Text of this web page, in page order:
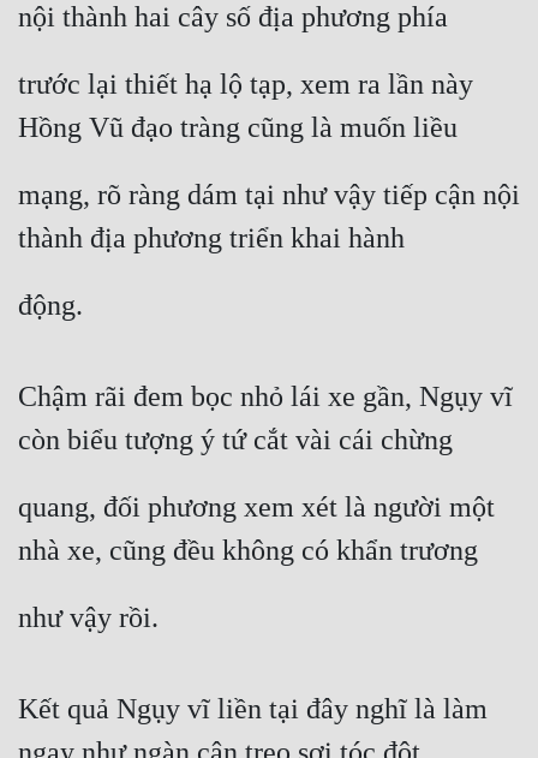
nội thành hai cây số địa phương phía
trước lại thiết hạ lộ tạp, xem ra lần này
Hồng Vũ đạo tràng cũng là muốn liều
mạng, rõ ràng dám tại như vậy tiếp cận nội
thành địa phương triển khai hành
động.
Chậm rãi đem bọc nhỏ lái xe gần, Ngụy vĩ
còn biểu tượng ý tứ cắt vài cái chừng
quang, đối phương xem xét là người một
nhà xe, cũng đều không có khẩn trương
như vậy rồi.
Kết quả Ngụy vĩ liền tại đây nghĩ là làm